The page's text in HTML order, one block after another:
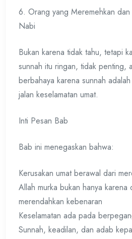
6. Orang yang Meremehkan dan
Nabi
Bukan karena tidak tahu, tetapi
sunnah itu ringan, tidak penting,
berbahaya karena sunnah
jalan keselamatan umat.
Inti Pesan Bab
Bab ini menegaskan bahwa:
Kerusakan umat berawal dari
Allah murka bukan hanya
merendahkan kebenaran
Keselamatan ada pada
Sunnah, keadilan, dan adab